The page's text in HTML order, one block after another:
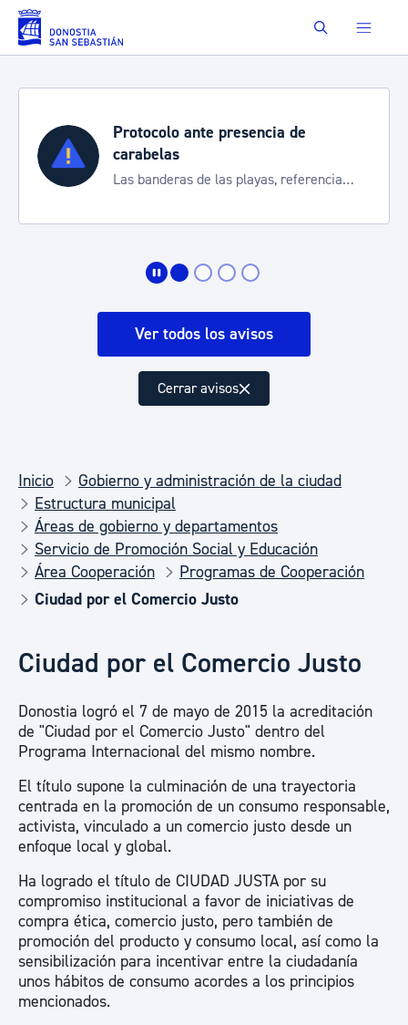
Saltar al contenido principal Buscar
Protocolo ante presencia de
carabelas
Las banderas de las playas, referencia
Ver todos los avisos
Cerrar avisos
Inicio
Gobierno y administración de la ciudad
Estructura municipal
Áreas de gobierno y departamentos
Servicio de Promoción Social y Educación
Área Cooperación
Programas de Cooperación
Ciudad por el Comercio Justo
Ciudad por el Comercio Justo
Donostia logró el 7 de mayo de 2015 la acreditación
de "Ciudad por el Comercio Justo" dentro del
Programa Internacional del mismo nombre.
El título supone la culminación de una trayectoria
centrada en la promoción de un consumo responsable,
activista, vinculado a un comercio justo desde un
enfoque local y global.
Ha logrado el título de CIUDAD JUSTA por su
compromiso institucional a favor de iniciativas de
compra ética, comercio justo, pero también de
promoción del producto y consumo local, así como la
sensibilización para incentivar entre la ciudadanía
unos hábitos de consumo acordes a los principios
mencionados.